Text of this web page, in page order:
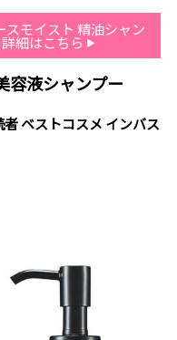
スモイスト 精油シャン
細はこちら
容液シャンプー
者 ベストコスメ インバス